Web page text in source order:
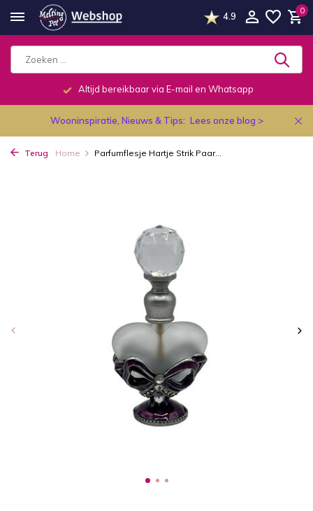
4.9
0
Altijd bereikbaar via E-mail en Whatsapp
Wooninspiratie, Nieuws & Tips: Lees onze blog >
Terug Home Parfumflesje Hartje Strik Paar...